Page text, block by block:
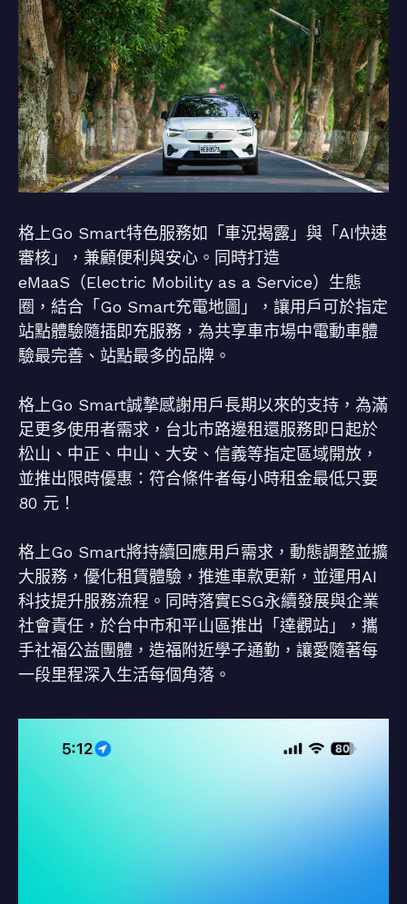
格上Go Smart特色服務如「車況揭露」與「AI快速
審核」，兼顧便利與安心。同時打造
eMaaS（Electric Mobility as a Service）生態
圈，結合「Go Smart充電地圖」，讓用戶可於指定
站點體驗隨插即充服務，為共享車市場中電動車體
驗最完善、站點最多的品牌。
格上Go Smart誠摯感謝用戶長期以來的支持，為滿
足更多使用者需求，台北市路邊租還服務即日起於
松山、中正、中山、大安、信義等指定區域開放，
並推出限時優惠：符合條件者每小時租金最低只要
80 元！
格上Go Smart將持續回應用戶需求，動態調整並擴
大服務，優化租賃體驗，推進車款更新，並運用AI
科技提升服務流程。同時落實ESG永續發展與企業
社會責任，於台中市和平山區推出「達觀站」，攜
手社福公益團體，造福附近學子通勤，讓愛隨著每
一段里程深入生活每個角落。